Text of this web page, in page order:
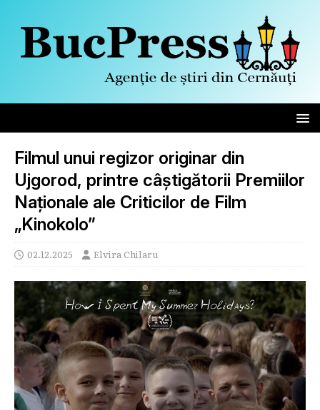
Filmul unui regizor originar din
Ujgorod, printre câștigătorii Premiilor
Naționale ale Criticilor de Film
„Kinokolo”
02.12.2025 Elvira Chilaru